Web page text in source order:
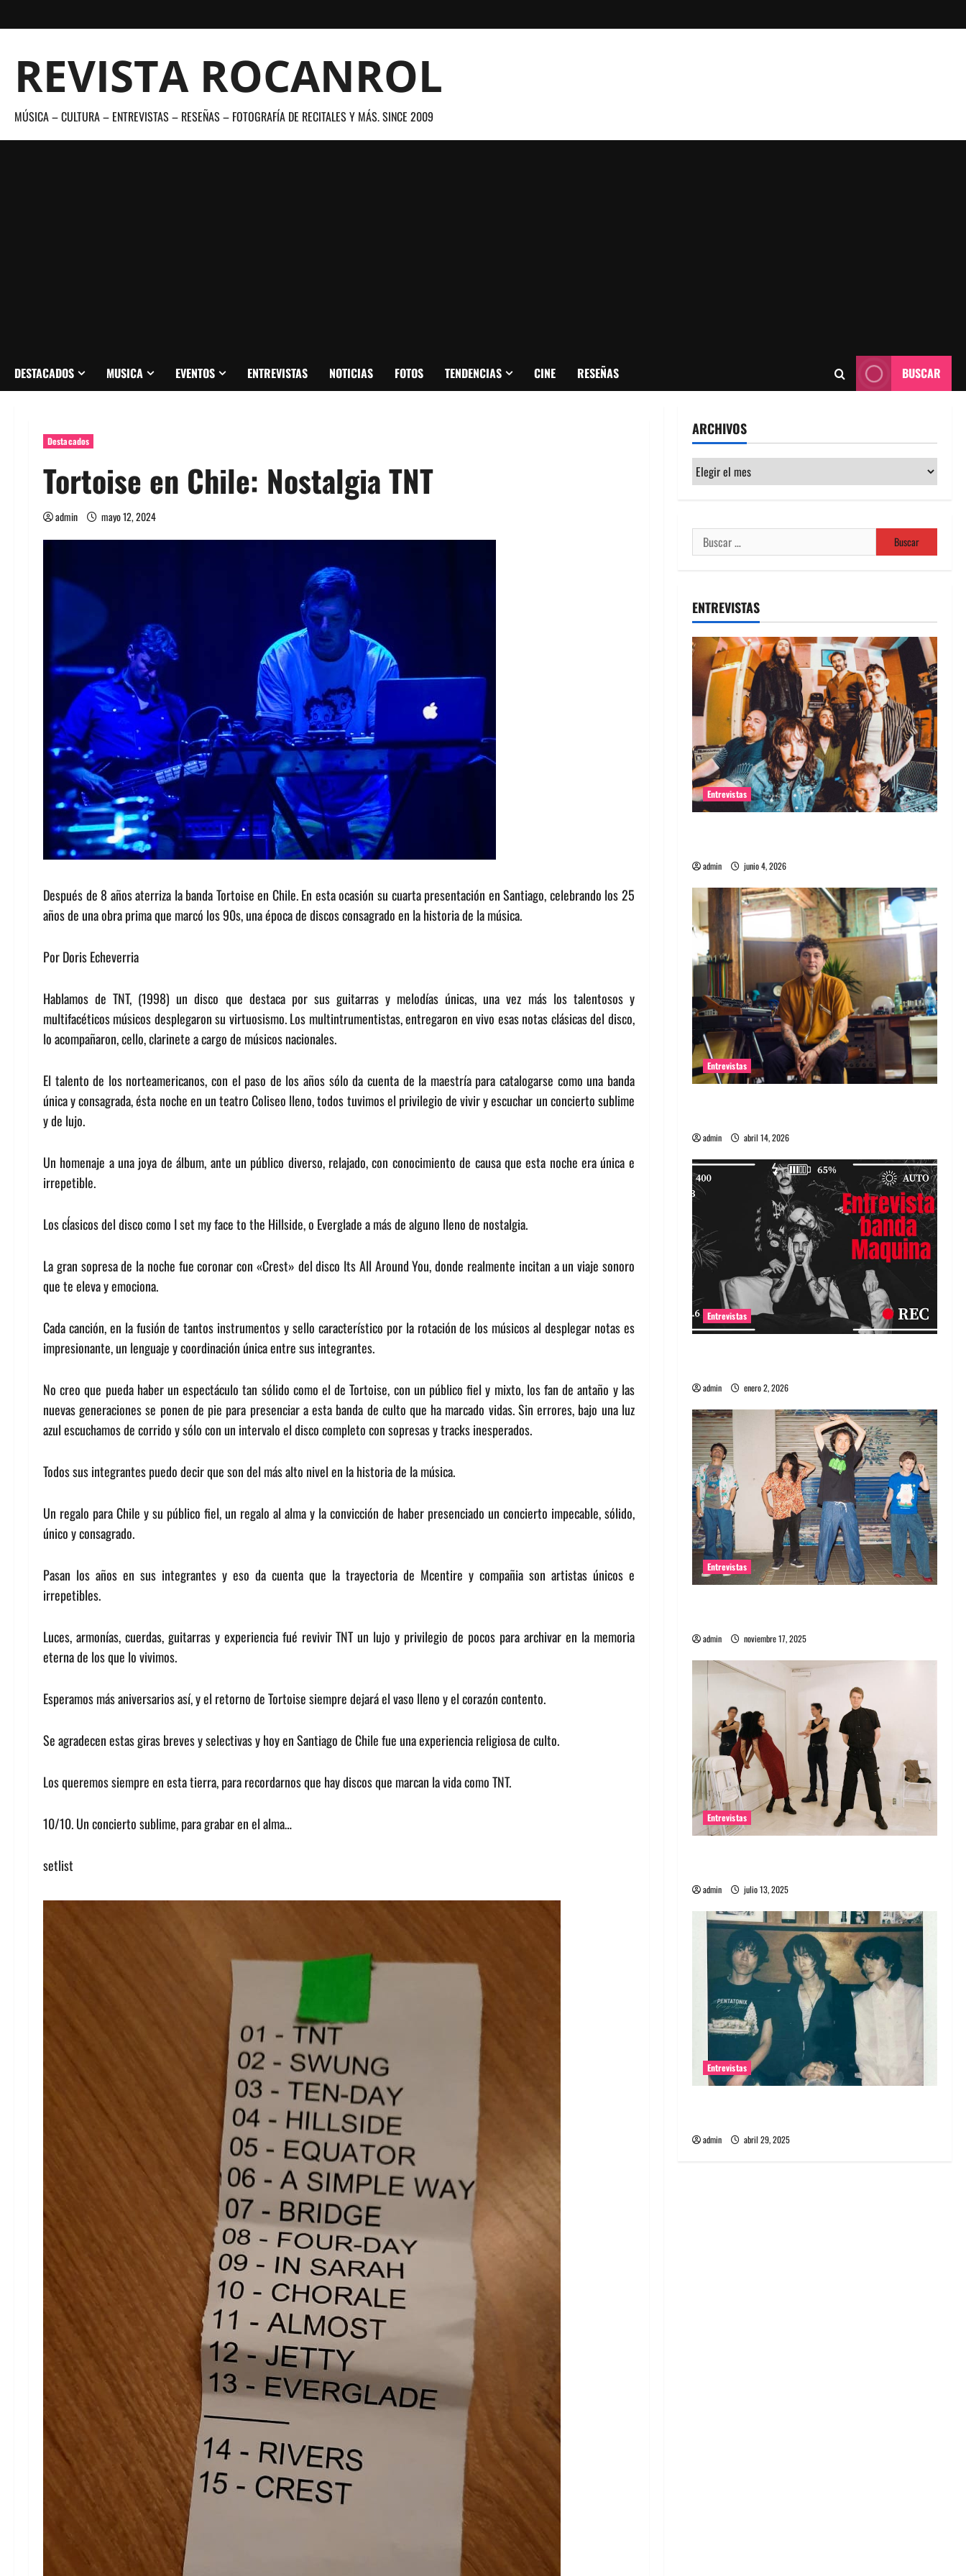
al
REVISTA ROCANROL
MÚSICA – CULTURA – ENTREVISTAS – RESEÑAS – FOTOGRAFÍA DE RECITALES Y MÁS. SINCE 2009
DESTACADOS MUSICA EVENTOS ENTREVISTAS NOTICIAS FOTOS TENDENCIAS CINE RESEÑAS BUSCAR
Destacados
Tortoise en Chile: Nostalgia TNT
admin mayo 12, 2024
Después de 8 años aterriza la banda Tortoise en Chile. En esta ocasión su cuarta presentación en Santiago, celebrando los 25
años de una obra prima que marcó los 90s, una época de discos consagrado en la historia de la música.
Por Doris Echeverria
Hablamos de TNT, (1998) un disco que destaca por sus guitarras y melodías únicas, una vez más los talentosos y
multifacéticos músicos desplegaron su virtuosismo. Los multintrumentistas, entregaron en vivo esas notas clásicas del disco,
lo acompañaron, cello, clarinete a cargo de músicos nacionales.
El talento de los norteamericanos, con el paso de los años sólo da cuenta de la maestría para catalogarse como una banda
única y consagrada, ésta noche en un teatro Coliseo lleno, todos tuvimos el privilegio de vivir y escuchar un concierto sublime
y de lujo.
Un homenaje a una joya de álbum, ante un público diverso, relajado, con conocimiento de causa que esta noche era única e
irrepetible.
Los cĺasicos del disco como I set my face to the Hillside, o Everglade a más de alguno lleno de nostalgia.
La gran sopresa de la noche fue coronar con «Crest» del disco Its All Around You, donde realmente incitan a un viaje sonoro
que te eleva y emociona.
Cada canción, en la fusión de tantos instrumentos y sello característico por la rotación de los músicos al desplegar notas es
impresionante, un lenguaje y coordinación única entre sus integrantes.
No creo que pueda haber un espectáculo tan sólido como el de Tortoise, con un público fiel y mixto, los fan de antaño y las
nuevas generaciones se ponen de pie para presenciar a esta banda de culto que ha marcado vidas. Sin errores, bajo una luz
azul escuchamos de corrido y sólo con un intervalo el disco completo con sopresas y tracks inesperados.
Todos sus integrantes puedo decir que son del más alto nivel en la historia de la música.
Un regalo para Chile y su público fiel, un regalo al alma y la convicción de haber presenciado un concierto impecable, sólido,
único y consagrado.
Pasan los años en sus integrantes y eso da cuenta que la trayectoria de Mcentire y compañia son artistas únicos e
irrepetibles.
Luces, armonías, cuerdas, guitarras y experiencia fué revivir TNT un lujo y privilegio de pocos para archivar en la memoria
eterna de los que lo vivimos.
Esperamos más aniversarios así, y el retorno de Tortoise siempre dejará el vaso lleno y el corazón contento.
Se agradecen estas giras breves y selectivas y hoy en Santiago de Chile fue una experiencia religiosa de culto.
Los queremos siempre en esta tierra, para recordarnos que hay discos que marcan la vida como TNT.
10/10. Un concierto sublime, para grabar en el alma…
setlist
ARCHIVOS
Archivos
Buscar:
ENTREVISTAS
Entrevistas
admin junio 4, 2026
Entrevistas
admin abril 14, 2026
Entrevistas
admin enero 2, 2026
Entrevistas
admin noviembre 17, 2025
Entrevistas
admin julio 13, 2025
Entrevistas
admin abril 29, 2025